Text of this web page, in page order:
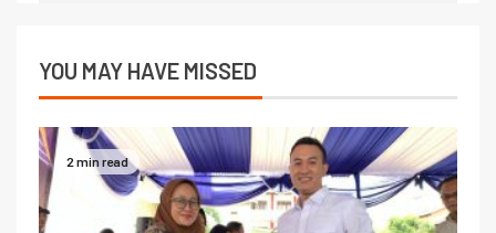
YOU MAY HAVE MISSED
2 min read